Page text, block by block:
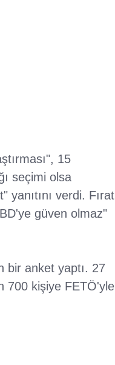
15
seçimi olsa
verdi. Fırat
güven olmaz"
bir anket yaptı. 27
700 kişiye FETÖ'yle